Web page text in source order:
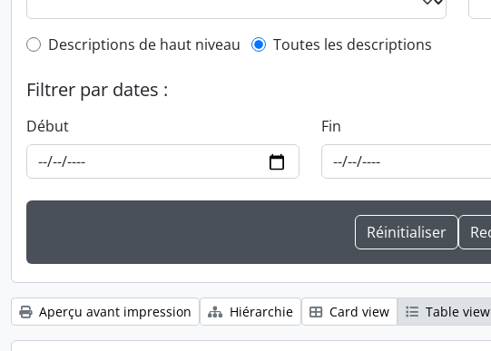
Top-level description filter
Descriptions de haut niveau Toutes les descriptions
Filtrer par dates :
Début Fin
Aperçu avant impression Hiérarchie Card view Table view